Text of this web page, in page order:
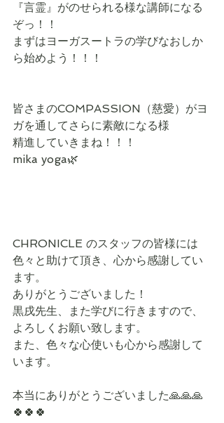
『言霊』がのせられる様な講師になる
ぞっ！！
まずはヨーガスートラの学びなおしか
ら始めよう！！！
皆さまのCOMPASSION（慈愛）がヨ
ガを通してさらに素敵になる様
精進していきまね！！！
mika yoga🌿
CHRONICLE のスタッフの皆様には
色々と助けて頂き、心から感謝してい
ます。
ありがとうございました！
黒戌先生、また学びに行きますので、
よろしくお願い致します。
また、色々な心使いも心から感謝して
います。
本当にありがとうございました🙏🙏🙏
🍀🍀🍀